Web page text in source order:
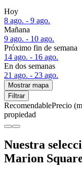
Hoy
8 ago. - 9 ago.
Mañana
9 ago. - 10 ago.
Próximo fin de semana
14 ago. - 16 ago.
En dos semanas
21 ago. - 23 ago.
Mostrar mapa
Filtrar
RecomendablePrecio
propiedad
Nuestra
Marion